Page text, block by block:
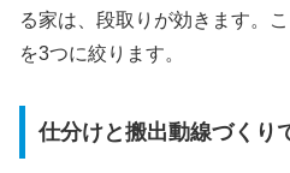
る家は、段取りが効きます。
を3つに絞ります。
仕分けと搬出動線づくり